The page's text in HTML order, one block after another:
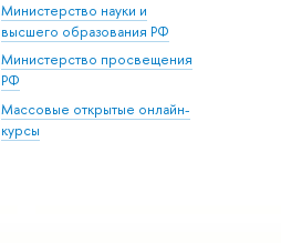
Министерство науки и
высшего образования РФ
Министерство просвещения
РФ
Массовые открытые онлайн-
курсы